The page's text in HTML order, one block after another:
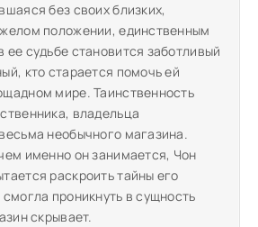
без своих близких,
положении, единственным
судьбе становится заботливый
кто старается помочь ей
мире. Таинственность
владельца
необычного магазина.
именно он занимается, Чон
раскроить тайны его
проникнуть в сущность
скрывает.